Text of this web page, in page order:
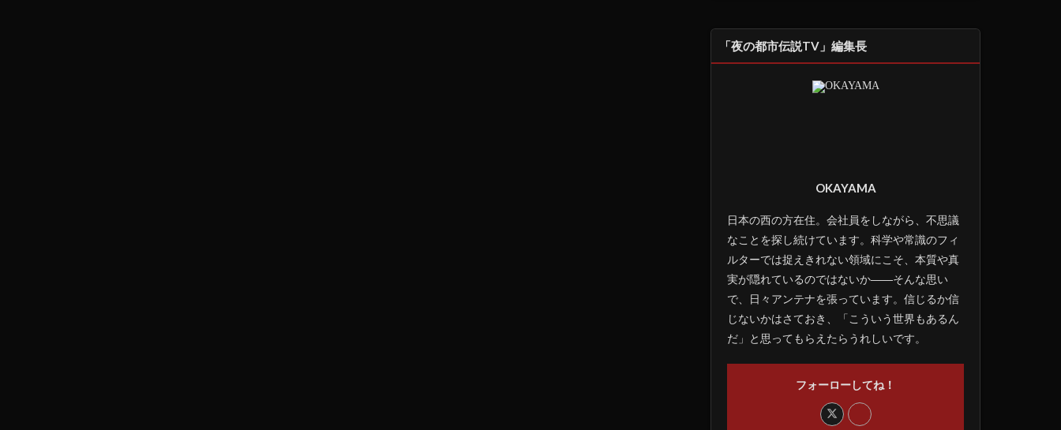
「夜の都市伝説TV」編集長
OKAYAMA
日本の西の方在住。会社員をしながら、不思議
なことを探し続けています。科学や常識のフィ
ルターでは捉えきれない領域にこそ、本質や真
実が隠れているのではないか――そんな思い
で、日々アンテナを張っています。信じるか信
じないかはさておき、「こういう世界もあるん
だ」と思ってもらえたらうれしいです。
フォーローしてね！